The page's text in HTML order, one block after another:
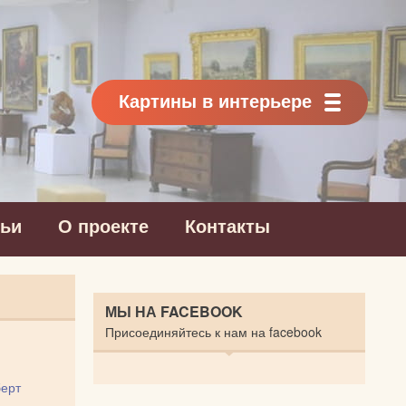
Картины в интерьере
О проекте Контакты
МЫ НА FACEBOOK
Присоединяйтесь к нам на facebook